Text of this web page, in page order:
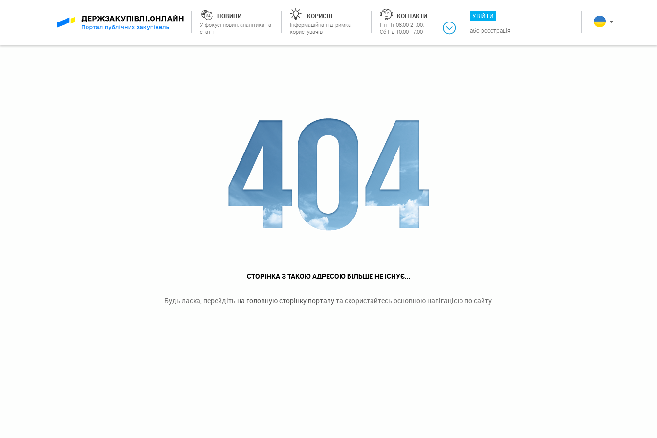
НОВИНИ
У фокусі новин: аналітика та
статті
КОРИСНЕ
Інформаційна підтримка
користувачів
КОНТАКТИ
Пн-Пт 08:00-21:00,
Сб-Нд 10:00-17:00
УВІЙТИ
або реєстрація
СТОРІНКА З ТАКОЮ АДРЕСОЮ БІЛЬШЕ НЕ ІСНУЄ...
Будь ласка, перейдіть на головную сторінку порталута скористайтесь основною навігацією по сайту.